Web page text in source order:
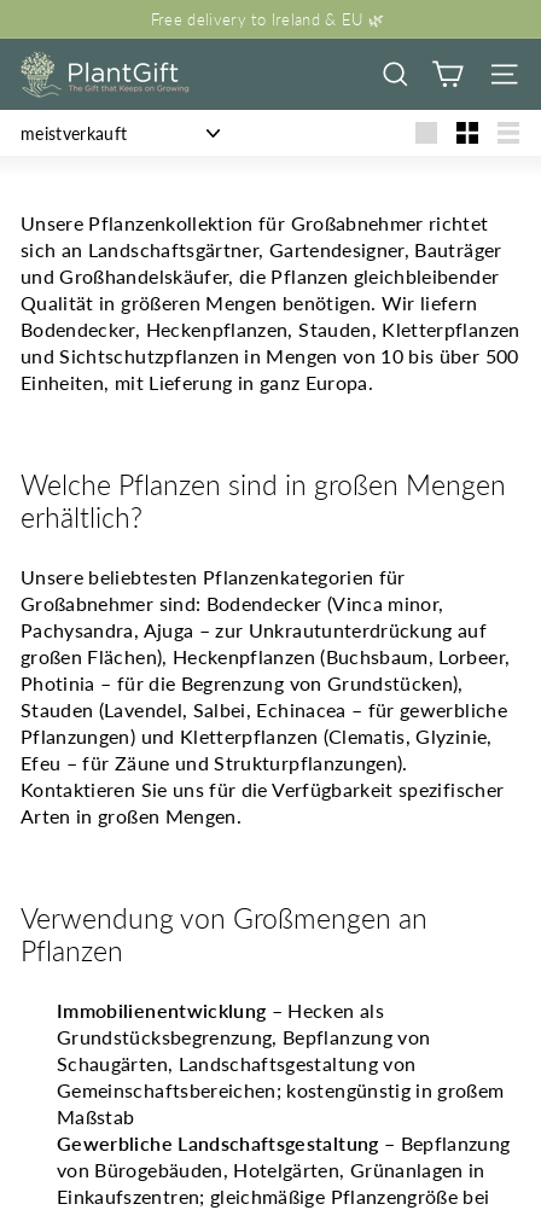
Pause Diashow
Free delivery to Ireland & EU 🌿
Plant Gift SUCHE
Sortieren
Unsere Pflanzenkollektion für Großabnehmer richtet
sich an Landschaftsgärtner, Gartendesigner, Bauträger
und Großhandelskäufer, die Pflanzen gleichbleibender
Qualität in größeren Mengen benötigen. Wir liefern
Bodendecker, Heckenpflanzen, Stauden, Kletterpflanzen
und Sichtschutzpflanzen in Mengen von 10 bis über 500
Einheiten, mit Lieferung in ganz Europa.
Welche Pflanzen sind in großen Mengen
erhältlich?
Unsere beliebtesten Pflanzenkategorien für
Großabnehmer sind: Bodendecker (Vinca minor,
Pachysandra, Ajuga – zur Unkrautunterdrückung auf
großen Flächen), Heckenpflanzen (Buchsbaum, Lorbeer,
Photinia – für die Begrenzung von Grundstücken),
Stauden (Lavendel, Salbei, Echinacea – für gewerbliche
Pflanzungen) und Kletterpflanzen (Clematis, Glyzinie,
Efeu – für Zäune und Strukturpflanzungen).
Kontaktieren Sie uns für die Verfügbarkeit spezifischer
Arten in großen Mengen.
Verwendung von Großmengen an
Pflanzen
Immobilienentwicklung – Hecken als
Grundstücksbegrenzung, Bepflanzung von
Schaugärten, Landschaftsgestaltung von
Gemeinschaftsbereichen; kostengünstig in großem
Maßstab
Gewerbliche Landschaftsgestaltung – Bepflanzung
von Bürogebäuden, Hotelgärten, Grünanlagen in
Einkaufszentren; gleichmäßige Pflanzengröße bei